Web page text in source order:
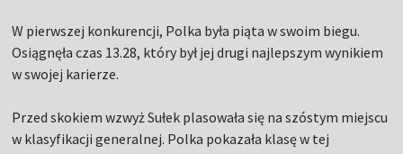
W pierwszej konkurencji, Polka była piąta w swoim biegu.
Osiągnęła czas 13.28, który był jej drugi najlepszym wynikiem
w swojej karierze.
Przed skokiem wzwyż Sułek plasowała się na szóstym miejscu
w klasyfikacji generalnej. Polka pokazała klasę w tej